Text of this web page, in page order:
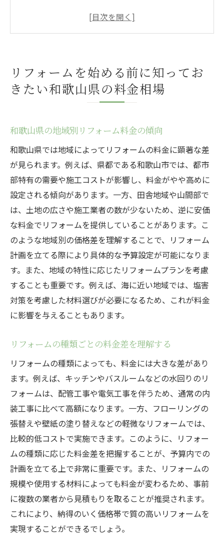
リフォームの種類ごとの料金差を理解する
リフォーム料金に影響を与える要因とは
和歌山県のリフォーム予算計画の立て方
イド
リフォーム費用の内訳を詳しく解説
見積もりを比較する際の注意点
材料費と工事費のバランスを考える
追加費用が発生する可能性について
リフォーム契約書の料金項目を確認する
和歌山県でのリフォーム費用の交渉術
和歌山県のリフォーム業者選びで失敗しないた
めのポイント
地元で評判の良いリフォーム業者の見つけ
方
業者の過去の実績を確認する方法
リフォーム業者との初回相談で確認すべき
こと
和歌山県特有の業者選びのポイント
業者選びで避けるべき落とし穴
プロフェッショナルなリフォーム業者を見極め
る方法
プロのリフォーム業者の特長とは
資格や免許を持つ業者の重要性
リフォーム業界の認定を確認する
施工事例をもとに業者を評価する
和歌山県のリフォーム業者によるアフター
サービス
リフォームを始める前に知ってお
きたい和歌山県の料金相場
和歌山県の地域別リフォーム料金の傾向
和歌山県では地域によってリフォームの料金に顕著な差
が見られます。例えば、県都である和歌山市では、都市
部特有の需要や施工コストが影響し、料金がやや高めに
設定される傾向があります。一方、田舎地域や山間部で
は、土地の広さや施工業者の数が少ないため、逆に安価
な料金でリフォームを提供していることがあります。こ
のような地域別の価格差を理解することで、リフォーム
計画を立てる際により具体的な予算設定が可能になりま
す。また、地域の特性に応じたリフォームプランを考慮
することも重要です。例えば、海に近い地域では、塩害
対策を考慮した材料選びが必要になるため、これが料金
に影響を与えることもあります。
リフォームの種類ごとの料金差を理解する
リフォームの種類によっても、料金には大きな差があり
ます。例えば、キッチンやバスルームなどの水回りのリ
フォームは、配管工事や電気工事を伴うため、通常の内
装工事に比べて高額になります。一方、フローリングの
張替えや壁紙の塗り替えなどの軽微なリフォームでは、
比較的低コストで実施できます。このように、リフォー
ムの種類に応じた料金差を把握することが、予算内での
計画を立てる上で非常に重要です。また、リフォームの
規模や使用する材料によっても料金が変わるため、事前
に複数の業者から見積もりを取ることが推奨されます。
これにより、納得のいく価格帯で質の高いリフォームを
実現することができるでしょう。